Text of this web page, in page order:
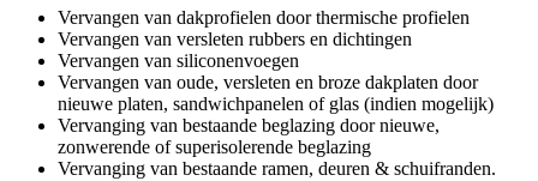
Vervangen van dakprofielen door thermische profielen
Vervangen van versleten rubbers en dichtingen
Vervangen van siliconenvoegen
Vervangen van oude, versleten en broze dakplaten door
nieuwe platen, sandwichpanelen of glas (indien mogelijk)
Vervanging van bestaande beglazing door nieuwe,
zonwerende of superisolerende beglazing
Vervanging van bestaande ramen, deuren & schuifranden.